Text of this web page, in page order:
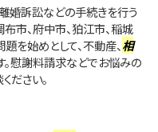
婚訴訟などの手続きを行う
市、府中市、狛江市、稲城
を始めとして、不動産、相
。慰謝料請求などでお悩みの
ださい。